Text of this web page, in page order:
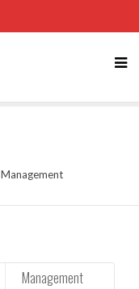
Management
Management